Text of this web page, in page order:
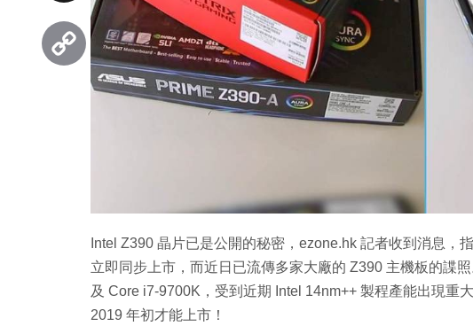
Intel Z390 晶片已是公開的秘密，ezone.hk 記者收到消息，
立即同步上市，而近日已流傳多家大廠的 Z390 主機板的諜
及 Core i7-9700K，受到近期 Intel 14nm++ 製程產能出現重
2019 年初才能上市！
Threads
Copy